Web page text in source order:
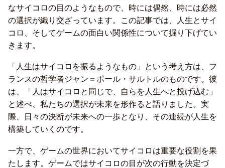
なサイコロの目のようなもので、時には偶然、時には必然
の選択が織り交ざっています。この記事では、人生とサイ
コロ、そしてゲームの面白い関係性について掘り下げてい
きます。
「人生はサイコロを振るようなもの」という考え方は、フ
ランスの哲学者ジャン＝ポール・サルトルのものです。彼
は、「人はサイコロと同じで、自らを人生へと投げ込む」
と述べ、私たちの選択が未来を形作ると語りました。実
際、日々の決断が未来への一歩となり、その連続が人生を
構築していくのです。
一方で、ゲームの世界においてサイコロは重要な役割を果
たします。ゲームではサイコロの目が次の行動を決定づ